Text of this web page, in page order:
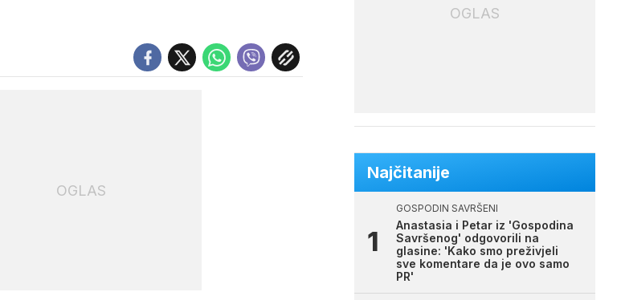
OGLAS
OGLAS
Najčitanije
GOSPODIN SAVRŠENI
Anastasia i Petar iz 'Gospodina
Savršenog' odgovorili na
glasine: 'Kako smo preživjeli
sve komentare da je ovo samo
PR'